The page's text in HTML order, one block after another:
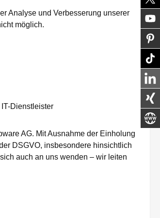
Analyse und Verbesserung unserer
möglich.
Dienstleister
AG. Mit Ausnahme der Einholung
DSGVO, insbesondere hinsichtlich
auch an uns wenden – wir leiten